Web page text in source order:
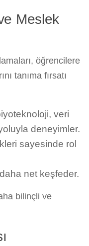
Meslek
öğrencilere
tanıma fırsatı
veri
deneyimler.
sayesinde rol
net keşfeder.
bilinçli ve